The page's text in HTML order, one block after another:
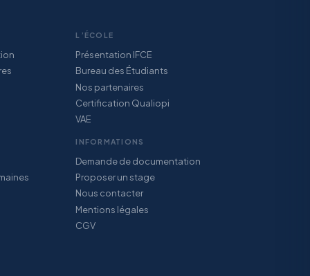
L’ÉCOLE
Présentation IFCE
Bureau des Étudiants
Nos partenaires
Certification Qualiopi
VAE
INFORMATIONS
Demande de documentation
Proposer un stage
Nous contacter
Mentions légales
CGV